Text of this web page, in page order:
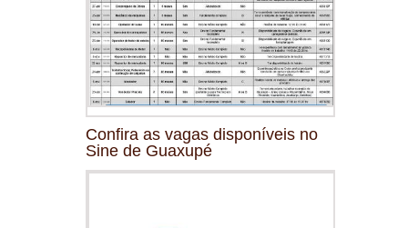
Confira as vagas disponíveis no
Sine de Guaxupé